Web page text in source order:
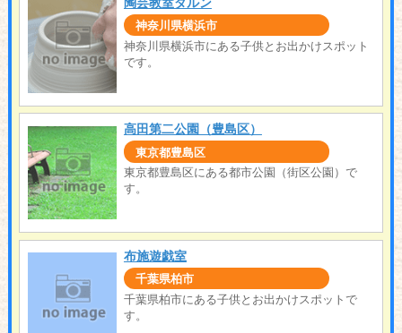
陶芸教室ダルン
神奈川県横浜市
神奈川県横浜市にある子供とお出かけスポット
です。
高田第二公園（豊島区）
東京都豊島区
東京都豊島区にある都市公園（街区公園）で
す。
布施遊戯室
千葉県柏市
千葉県柏市にある子供とお出かけスポットで
す。